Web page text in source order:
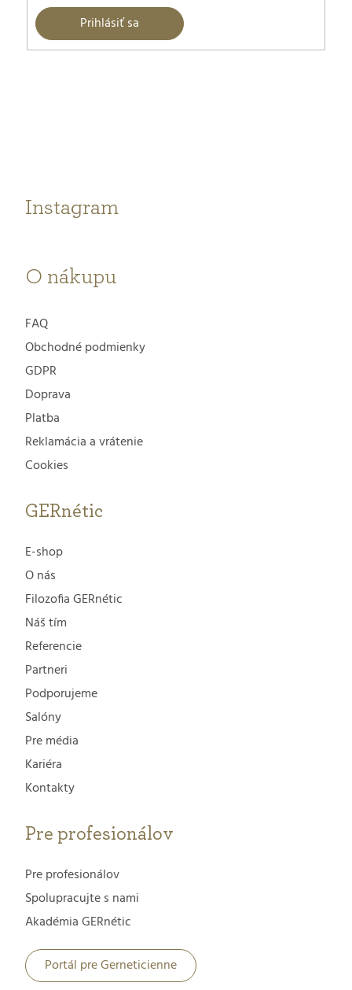
Prihlásiť sa
Instagram
O nákupu
FAQ
Obchodné podmienky
GDPR
Doprava
Platba
Reklamácia a vrátenie
Cookies
GERnétic
E-shop
O nás
Filozofia GERnétic
Náš tím
Referencie
Partneri
Podporujeme
Salóny
Pre média
Kariéra
Kontakty
Pre profesionálov
Pre profesionálov
Spolupracujte s nami
Akadémia GERnétic
Portál pre Gerneticienne